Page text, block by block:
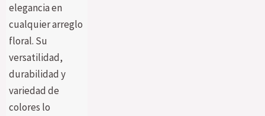
elegancia en
cualquier arreglo
floral. Su
versatilidad,
durabilidad y
variedad de
colores lo